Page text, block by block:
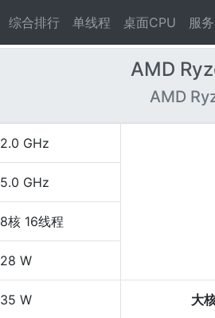
综合排行 单线程 桌面CPU 服
AMD
AMD
2.0 GHz
5.0 GHz
8核 16线程
28 W
35 W 大